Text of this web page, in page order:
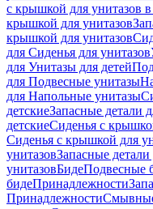
с крышкой для унитазов
крышкой для унитазов
крышкой для унитазов
для Сиденья для унитазов
для Унитазы для детей
для Подвесные унитазы
для Напольные унитазы
детскиеЗапасные детали
детскиеСиденья с
Сиденья с крышкой для
унитазовЗапасные
унитазовБидеПодвесные
бидеПринадлежности
Принадлежности